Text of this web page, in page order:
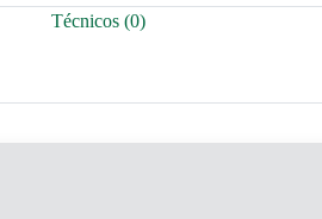
Técnicos (0)